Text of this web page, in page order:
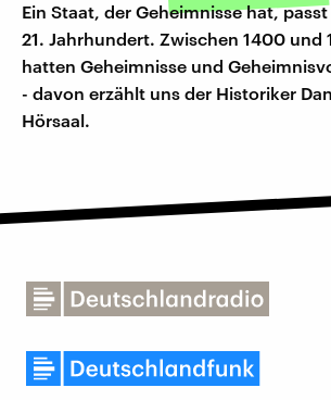
Ein Staat, der Geheimnisse hat,
21. Jahrhundert. Zwischen 1400 und
hatten Geheimnisse und
- davon erzählt uns der Historiker
Hörsaal.